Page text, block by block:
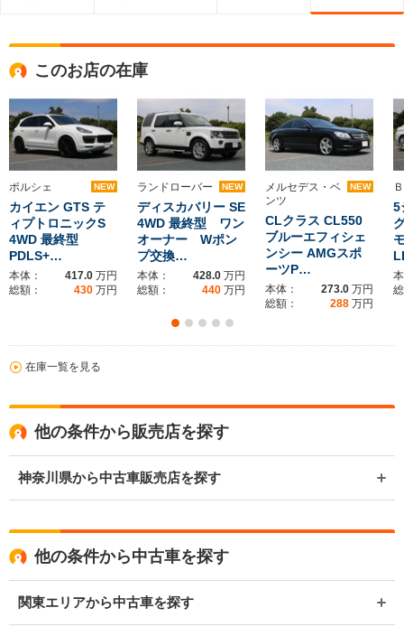
このお店の在庫
ポルシェ NEW
カイエン GTS テ
ィプトロニックS
4WD 最終型
PDLS+…
本体： 417.0 万円
総額：
430 万円
ランドローバー NEW
ディスカバリー SE
4WD 最終型 ワン
オーナー Wポン
プ交換…
本体： 428.0 万円
総額：
440 万円
メルセデス・ベ
ンツ
NEW
CLクラス CL550
ブルーエフィシェ
ンシー AMGスポ
ーツP…
本体： 273.0 万円
総額：
288 万円
5
在庫一覧を見る
他の条件から販売店を探す
神奈川県から中古車販売店を探す
他の条件から中古車を探す
関東エリアから中古車を探す